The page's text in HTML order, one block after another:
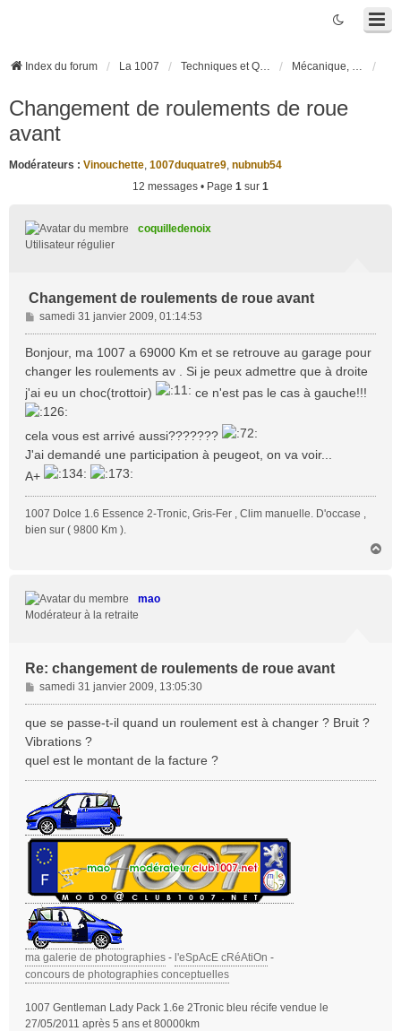
Index du forum La 1007 Techniques et Questions Mécanique, liaison au sol et pneumatiques
Changement de roulements de roue
avant
Modérateurs : Vinouchette, 1007duquatre9, nubnub54
12 messages • Page 1 sur 1
coquilledenoix
Utilisateur régulier
Changement de roulements de roue avant
M
e
s
g
e
samedi 31 janvier 2009, 01:14:53
Bonjour, ma 1007 a 69000 Km et se retrouve au garage pour
changer les roulements av . Si je peux admettre que à droite
j'ai eu un choc(trottoir)
ce n'est pas le cas à gauche!!!
cela vous est arrivé aussi???????
J'ai demandé une participation à peugeot, on va voir...
A+
1007 Dolce 1.6 Essence 2-Tronic, Gris-Fer , Clim manuelle. D'occase ,
bien sur ( 9800 Km ).
mao
Modérateur à la retraite
Re: changement de roulements de roue avant
M
e
s
s
g
e
samedi 31 janvier 2009, 13:05:30
que se passe-t-il quand un roulement est à changer ? Bruit ?
Vibrations ?
quel est le montant de la facture ?
ma galerie de photographies - l'eSpAcE cRéAtiOn -
concours de photographies conceptuelles
1007 Gentleman Lady Pack 1.6e 2Tronic bleu récife vendue le
27/05/2011 après 5 ans et 80000km